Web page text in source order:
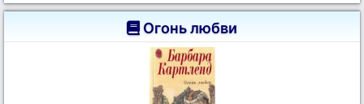
Огонь любви